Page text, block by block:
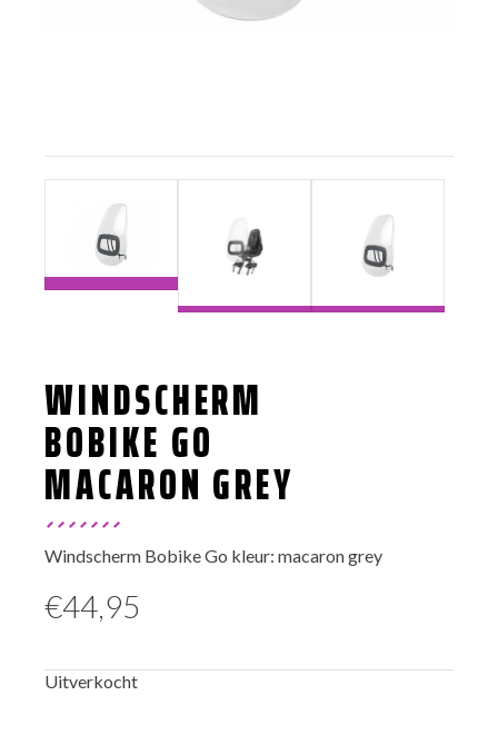
WINDSCHERM
BOBIKE GO
MACARON GREY
Windscherm Bobike Go kleur: macaron grey
€44,95
Uitverkocht